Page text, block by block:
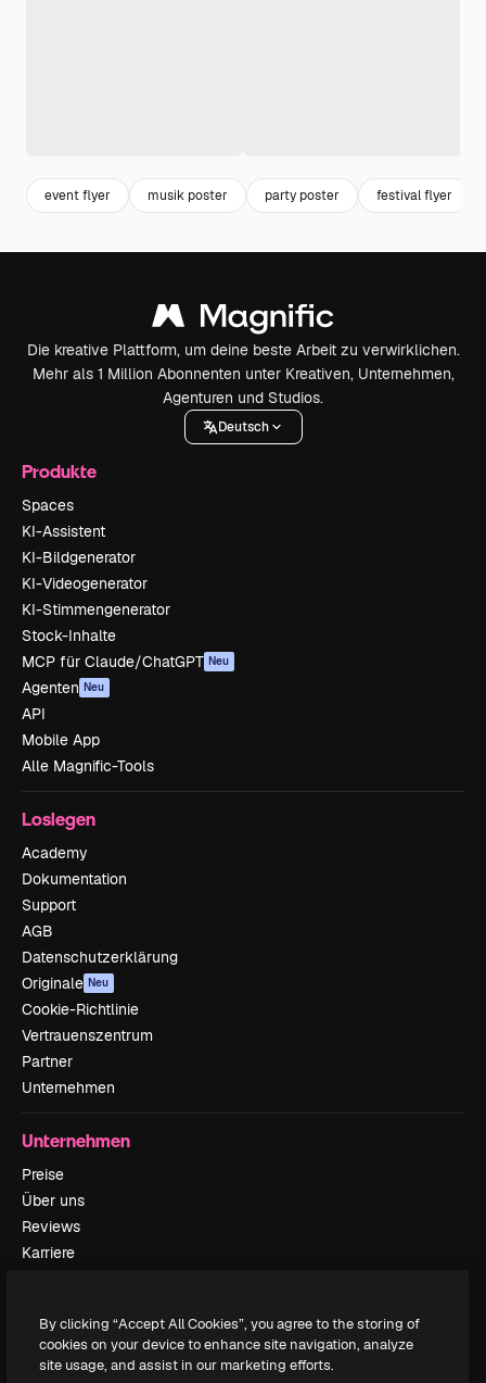
event flyer musik poster party poster festival flyer
Die kreative Plattform, um deine beste Arbeit zu verwirklichen.
Mehr als 1 Million Abonnenten unter Kreativen, Unternehmen,
Agenturen und Studios.
Deutsch
Produkte
Spaces
KI-Assistent
KI-Bildgenerator
KI-Videogenerator
KI-Stimmengenerator
Stock-Inhalte
MCP für Claude/ChatGPT Neu
Agenten Neu
API
Mobile App
Alle Magnific-Tools
Loslegen
Academy
Dokumentation
Support
AGB
Datenschutzerklärung
Originale Neu
Cookie-Richtlinie
Vertrauenszentrum
Partner
Unternehmen
Unternehmen
Preise
Über uns
Reviews
Karriere
Veranstaltungen
Slidesgo
By clicking “Accept All Cookies”, you agree to the storing of
cookies on your device to enhance site navigation, analyze
site usage, and assist in our marketing efforts.